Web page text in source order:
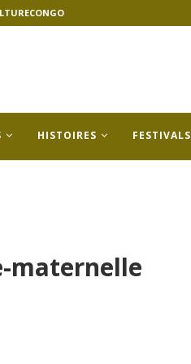
HISTOIRES FESTIVALS
maternelle